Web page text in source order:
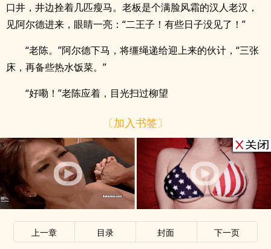
口井，井边拴着几匹瘦马。老板是个满脸风霜的汉人老汉，
见阿尔德进来，眼睛一亮：“二王子！有些日子没见了！”
“老陈。”阿尔德下马，将缰绳递给迎上来的伙计，“三张
床，再备些热水饭菜。”
“好嘞！”老陈应着，目光扫过柳望
〔加入书签〕
x
上一章 目录 封面 下一页